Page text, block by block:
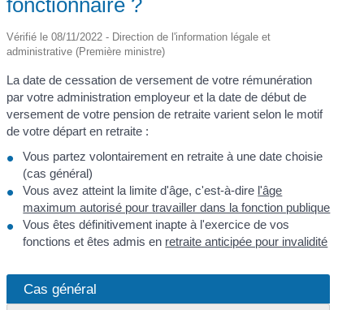
Vérifié le 08/11/2022 - Direction de l'information légale et
administrative (Première ministre)
La date de cessation de versement de votre rémunération
par votre administration employeur et la date de début de
versement de votre pension de retraite varient selon le motif
de votre départ en retraite :
Vous partez volontairement en retraite à une date choisie
(cas général)
Vous avez atteint la limite d'âge, c'est-à-dire l'âge
maximum autorisé pour travailler dans la fonction publique
Vous êtes définitivement inapte à l'exercice de vos
fonctions et êtes admis en retraite anticipée pour invalidité
Cas général